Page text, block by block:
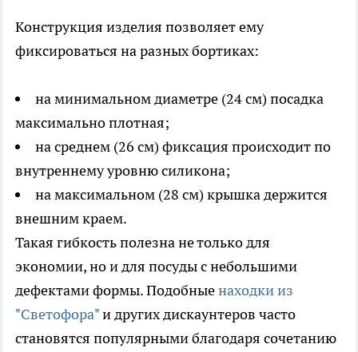
Конструкция изделия позволяет ему
фиксироваться на разных бортиках:
на минимальном диаметре (24 см) посадка
максимально плотная;
на среднем (26 см) фиксация происходит по
внутреннему уровню силикона;
на максимальном (28 см) крышка держится
внешним краем.
Такая гибкость полезна не только для
экономии, но и для посуды с небольшими
дефектами формы. Подобныенаходки из
"Светофора"и других дискаунтеров часто
становятся популярными благодаря сочетанию